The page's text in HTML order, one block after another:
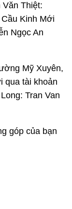
Thiệt:
Kinh Mới
Ngọc An
Mỹ Xuyên,
qua tài khoản
Tran Van
góp của bạn